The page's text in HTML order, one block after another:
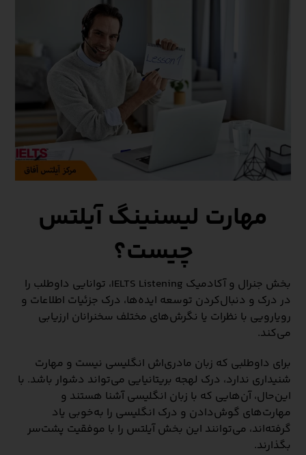
مهارت لیسنینگ آیلتس
چیست؟
بخش جنرال و آکادمیک IELTS Listening، توانایی داوطلب را
در درک و دنبال‌کردن توسعه ایده‌ها، درک جزئیات اطلاعات و
رویارویی با نظرات یا نگرش‌های مختلف سخنرانان ارزیابی
می‌کند.
برای داوطلبی که زبان مادری‌اش انگلیسی نیست و مهارت
شنیداری ندارد، درک لهجه بریتانیایی می‌تواند دشوار باشد. با
این‌حال، آن‌هایی که با زبان انگلیسی آشنا هستند و
مهارت‌های گوش‌دادن و درک انگلیسی را به‌خوبی یاد
گرفته‌اند، می‌توانند این بخش آیلتس را با موفقیت پشت‌سر
بگذارند.